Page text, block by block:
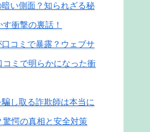
い側面？知られざる秘
衝撃の裏話！
コミで暴露？ウェブサ
コミで明らかになった衝
し取る詐欺師は本当に
驚愕の真相と安全対策